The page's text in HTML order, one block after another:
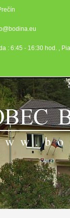
: 6:45 - 16:30 hod. ,